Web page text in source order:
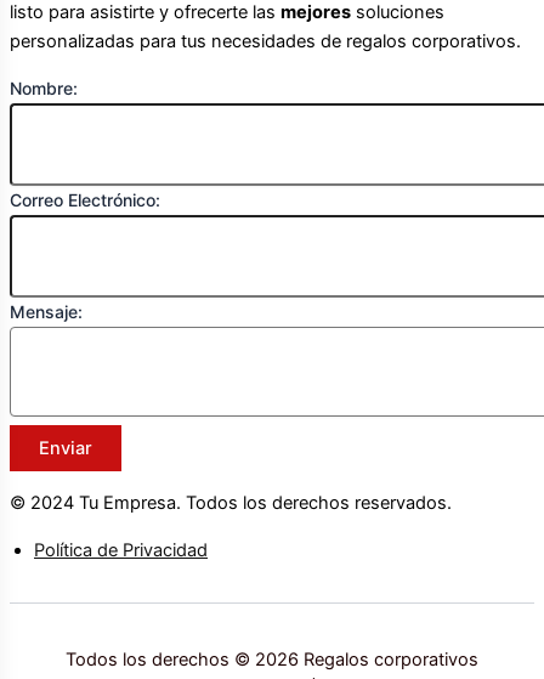
listo para asistirte y ofrecerte las mejores soluciones
personalizadas para tus necesidades de regalos corporativos.
Nombre:
Correo Electrónico:
Mensaje:
Enviar
© 2024 Tu Empresa. Todos los derechos reservados.
Política de Privacidad
Todos los derechos © 2026 Regalos corporativos